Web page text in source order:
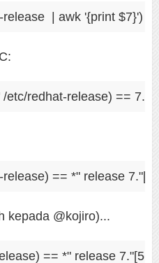
kepada @kojiro)...